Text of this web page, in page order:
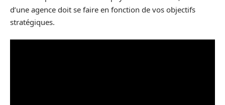
d’une agence doit se faire en fonction de vos objectifs
stratégiques.